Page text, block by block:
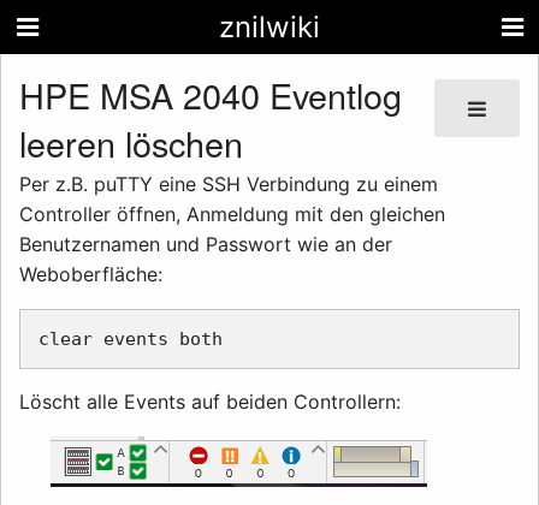
znilwiki
HPE MSA 2040 Eventlog
leeren löschen
Per z.B. puTTY eine SSH Verbindung zu einem
Controller öffnen, Anmeldung mit den gleichen
Benutzernamen und Passwort wie an der
Weboberfläche:
Löscht alle Events auf beiden Controllern: